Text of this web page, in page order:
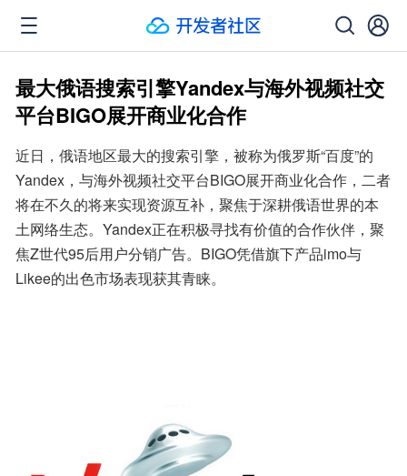
最大俄语搜索引擎Yandex与海外视频社交
平台BIGO展开商业化合作
近日，俄语地区最大的搜索引擎，被称为俄罗斯“百度”的
Yandex，与海外视频社交平台BIGO展开商业化合作，二者
将在不久的将来实现资源互补，聚焦于深耕俄语世界的本
土网络生态。Yandex正在积极寻找有价值的合作伙伴，聚
焦Z世代95后用户分销广告。BIGO凭借旗下产品imo与
Likee的出色市场表现获其青睐。